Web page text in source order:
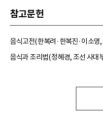
참고문헌
음식고전(한복려·한복진·이소
음식과 조리법(정혜경, 조선 사대